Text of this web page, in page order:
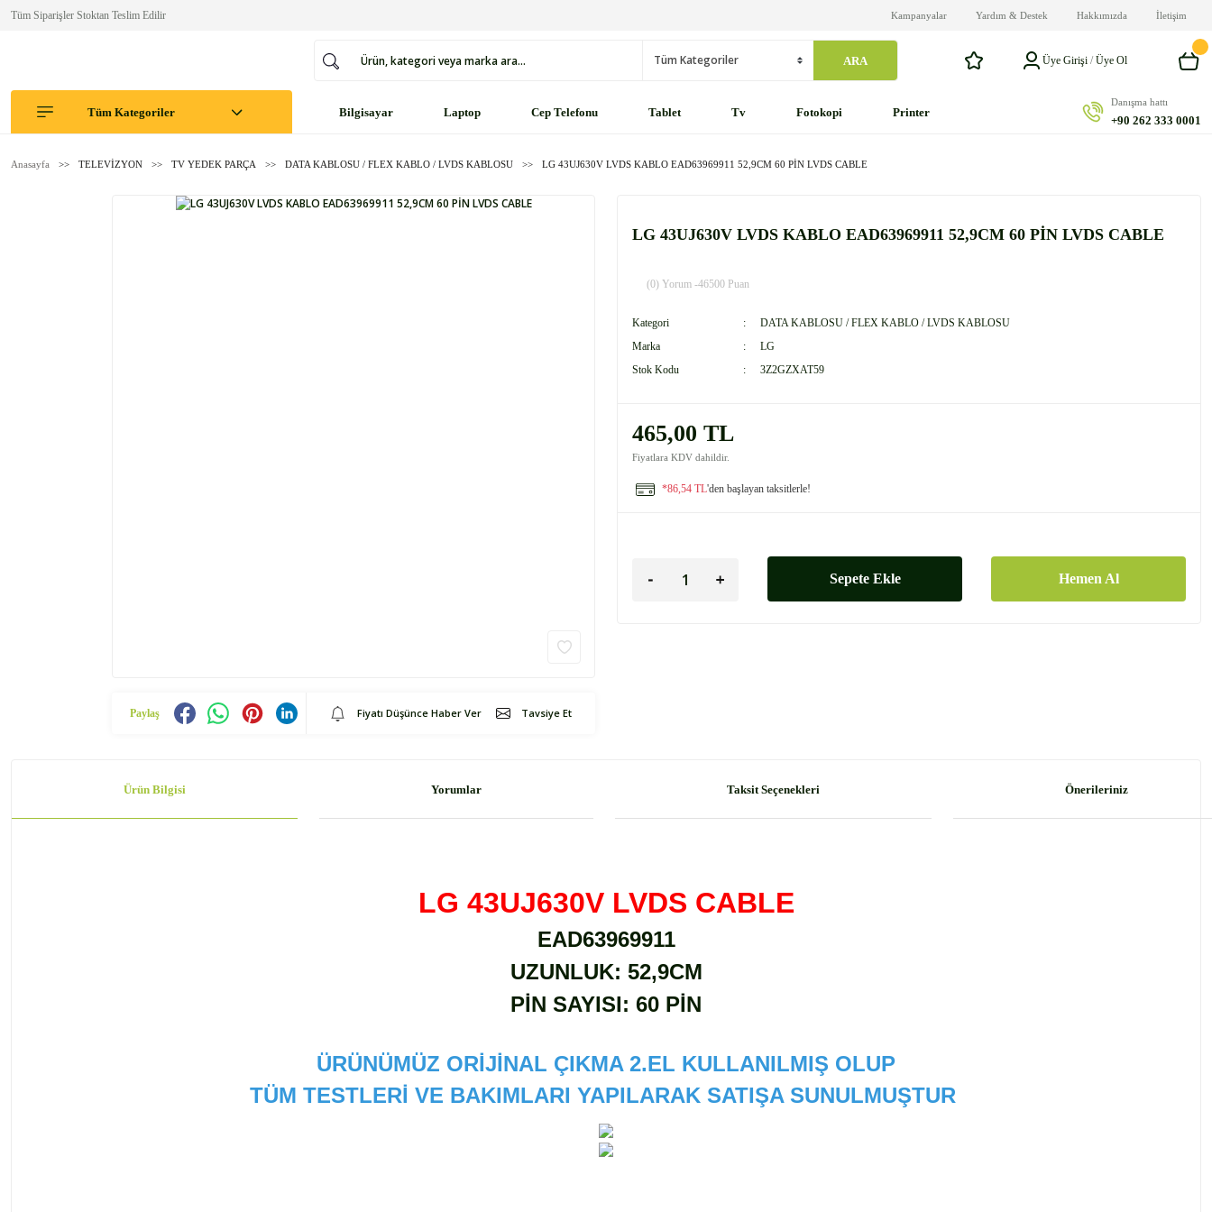
Tüm Siparişler Stoktan Teslim Edilir Kampanyalar Yardım & Destek Hakkımızda İletişim
ARA Üye Girişi /Üye Ol
Tüm Kategoriler Bilgisayar Laptop Cep Telefonu Tablet Tv Fotokopi Printer
Danışma hattı
+90 262 333 0001
Anasayfa TELEVİZYON TV YEDEK PARÇA DATA KABLOSU / FLEX KABLO / LVDS KABLOSU LG 43UJ630V LVDS KABLO EAD63969911 52,9CM 60 PİN LVDS CABLE
Paylaş Fiyatı Düşünce Haber Ver Tavsiye Et
LG 43UJ630V LVDS KABLO EAD63969911 52,9CM 60 PİN LVDS CABLE
(0) Yorum -46500 Puan
Kategori
DATA KABLOSU / FLEX KABLO / LVDS KABLOSU
Marka
LG
Stok Kodu
3Z2GZXAT59
465,00 TL
Fiyatlara KDV dahildir.
*86,54 TL'den başlayan taksitlerle!
Sepete Ekle Hemen Al
Ürün Bilgisi Yorumlar Taksit Seçenekleri Önerileriniz
LG 43UJ630V LVDS CABLE
EAD63969911
UZUNLUK: 52,9CM
PİN SAYISI: 60 PİN
ÜRÜNÜMÜZ ORİJİNAL ÇIKMA 2.EL KULLANILMIŞ OLUP
TÜM TESTLERİ VE BAKIMLARI YAPILARAK SATIŞA SUNULMUŞTUR